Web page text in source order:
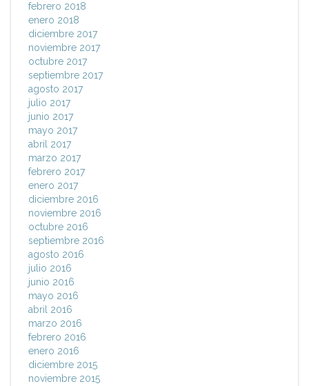
febrero 2018
enero 2018
diciembre 2017
noviembre 2017
octubre 2017
septiembre 2017
agosto 2017
julio 2017
junio 2017
mayo 2017
abril 2017
marzo 2017
febrero 2017
enero 2017
diciembre 2016
noviembre 2016
octubre 2016
septiembre 2016
agosto 2016
julio 2016
junio 2016
mayo 2016
abril 2016
marzo 2016
febrero 2016
enero 2016
diciembre 2015
noviembre 2015